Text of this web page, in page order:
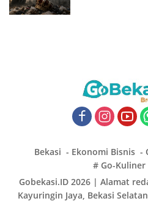
Bekasi Ekonomi Bisnis
# Go-Kuliner
Gobekasi.ID 2026 | Alamat
Kayuringin Jaya, Bekasi